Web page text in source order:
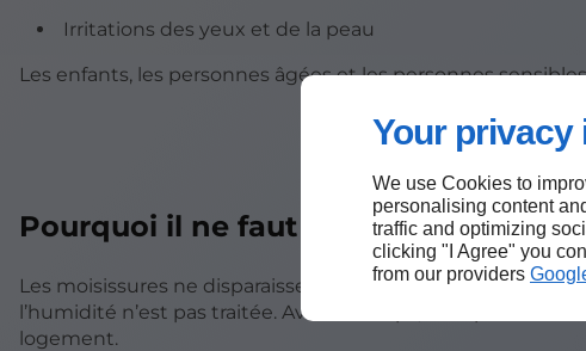
Your
We use Cookies to
personalising content
traffic and optimizing
clicking "I Agree" you
from our providers
Irritations des yeux et de la peau
Les enfants, les personnes âgées et les personnes
Pourquoi il ne faut pas les ignorer ?
Les moisissures ne disparaissent pas seules. Même si
l’humidité n’est pas traitée. Avec le temps, elles peuvent
logement.